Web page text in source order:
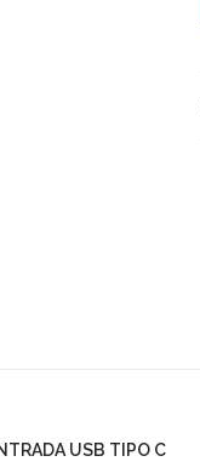
USB TIPO C